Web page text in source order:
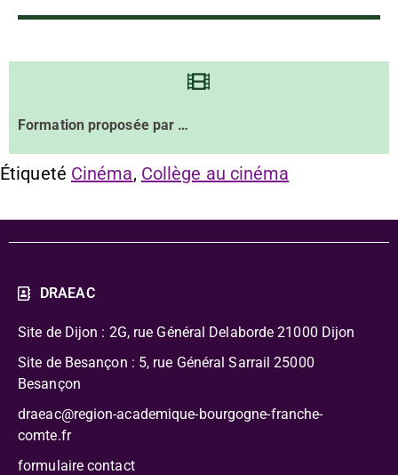
Formation proposée par …
Étiqueté Cinéma, Collège au cinéma
DRAEAC
Site de Dijon : 2G, rue Général Delaborde 21000 Dijon
Site de Besançon : 5, rue Général Sarrail 25000
Besançon
draeac@region-academique-bourgogne-franche-
comte.fr
formulaire contact